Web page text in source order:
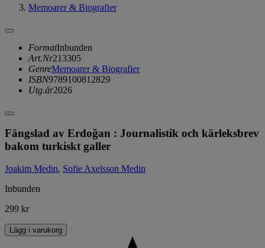
Memoarer & Biografier
FormatInbunden
Art.Nr213305
GenreMemoarer & Biografier
ISBN9789100812829
Utg.år2026
Fängslad av Erdoǧan : Journalistik och kärleksbrev
bakom turkiskt galler
Joakim Medin, Sofie Axelsson Medin
Inbunden
299 kr
Lägg i varukorg